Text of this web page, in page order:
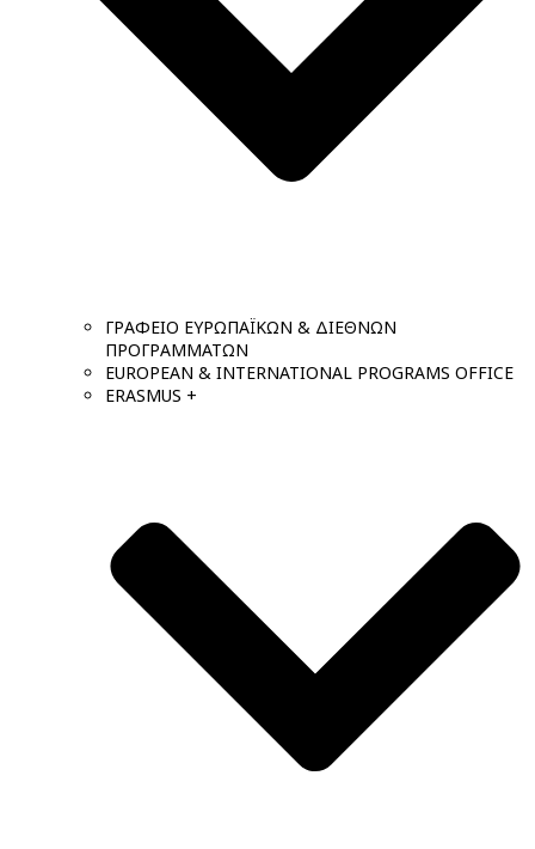
ΓΡΑΦΕΙΟ ΕΥΡΩΠΑΪΚΩΝ & ΔΙΕΘΝΩΝ
ΠΡΟΓΡΑΜΜΑΤΩΝ
EUROPEAN & INTERNATIONAL PROGRAMS OFFICE
ERASMUS +